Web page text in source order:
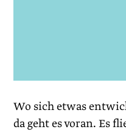
Wo sich etwas
da geht es voran. Es